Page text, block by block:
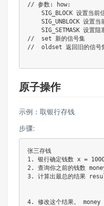
// 参数: how:
SIG_BLOCK 设置当前信
SIG_UNBLOCK 设置当前
SIG_SETMASK 设置阻塞
//  set 新的信号集
//  oldset 返回旧的信号
原子操作
示例：取银行存钱
步骤:
张三存钱
1. 银行确定钱数 x =
2. 查询你之前的钱数
3. 计算出最总的结果
4. 修改这个结果。